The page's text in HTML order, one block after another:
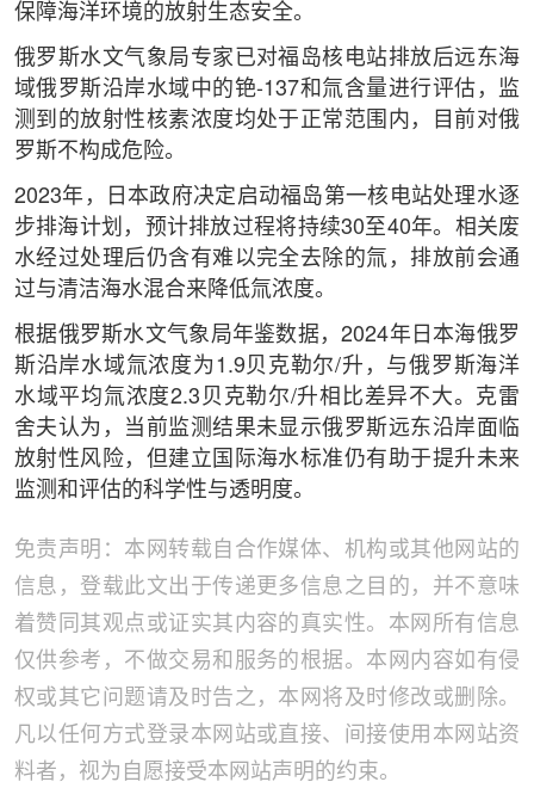
保障海洋环境的放射生态安全。
俄罗斯水文气象局专家已对福岛核电站排放后远东海
域俄罗斯沿岸水域中的铯-137和氚含量进行评估，监
测到的放射性核素浓度均处于正常范围内，目前对俄
罗斯不构成危险。
2023年，日本政府决定启动福岛第一核电站处理水逐
步排海计划，预计排放过程将持续30至40年。相关废
水经过处理后仍含有难以完全去除的氚，排放前会通
过与清洁海水混合来降低氚浓度。
根据俄罗斯水文气象局年鉴数据，2024年日本海俄罗
斯沿岸水域氚浓度为1.9贝克勒尔/升，与俄罗斯海洋
水域平均氚浓度2.3贝克勒尔/升相比差异不大。克雷
舍夫认为，当前监测结果未显示俄罗斯远东沿岸面临
放射性风险，但建立国际海水标准仍有助于提升未来
监测和评估的科学性与透明度。
免责声明：本网转载自合作媒体、机构或其他网站的
信息，登载此文出于传递更多信息之目的，并不意味
着赞同其观点或证实其内容的真实性。本网所有信息
仅供参考，不做交易和服务的根据。本网内容如有侵
权或其它问题请及时告之，本网将及时修改或删除。
凡以任何方式登录本网站或直接、间接使用本网站资
料者，视为自愿接受本网站声明的约束。